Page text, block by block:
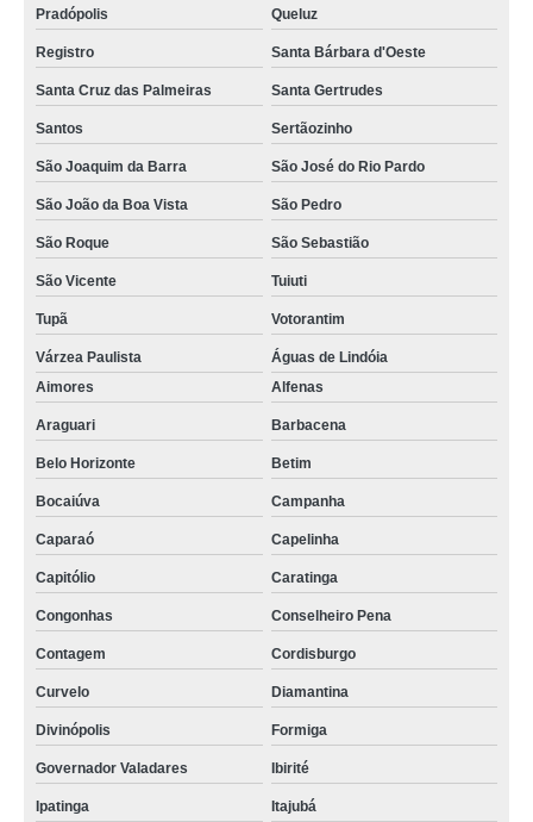
Pradópolis Queluz
Registro Santa Bárbara d'Oeste
Santa Cruz das Palmeiras Santa Gertrudes
Santos Sertãozinho
São Joaquim da Barra São José do Rio Pardo
São João da Boa Vista São Pedro
São Roque São Sebastião
São Vicente Tuiuti
Tupã Votorantim
Várzea Paulista
Águas de Lindóia
Aimores
Alfenas
Araguari Barbacena
Belo Horizonte Betim
Bocaiúva Campanha
Caparaó Capelinha
Capitólio Caratinga
Congonhas Conselheiro Pena
Contagem Cordisburgo
Curvelo Diamantina
Divinópolis Formiga
Governador Valadares Ibirité
Ipatinga Itajubá